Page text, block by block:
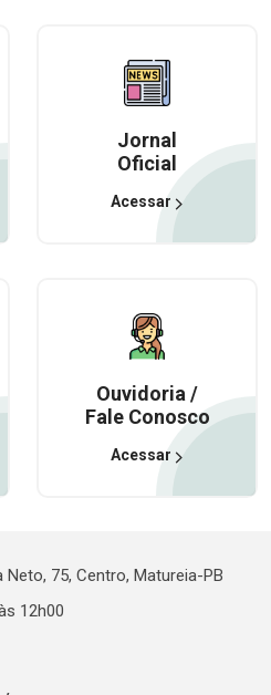
Jornal
Oficial
Acessar
Ouvidoria /
Fale Conosco
Acessar
75, Centro, Matureia-PB
12h00